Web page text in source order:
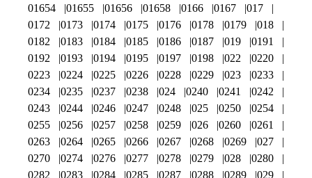
01654
01655 01656 01658 0166 0167
017
0172
0173 0174 0175 0176 0178 0179
018
0182
0183 0184 0185 0186 0187 019
0191
0192
0193 0194 0195 0197 0198 022
0220
0223
0224 0225 0226 0228 0229 023
0233
0234
0235 0237 0238 024 0240 0241
0242
0243
0244 0246 0247 0248 025 0250
0254
0255
0256 0257 0258 0259 026 0260
0261
0263
0264 0265 0266 0267 0268 0269
027
0270
0274 0276 0277 0278 0279 028
0280
0282
0283 0284 0285 0287 0288 0289 029